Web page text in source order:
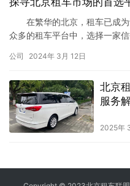
从经济型车辆到豪华商务车、
种场景：…
在繁华的北京，租车已成为
众多的租车平台中，选择一家
优势成为了租车者的首选
还是豪华型轿车，都能满足不
还提供自…
公司 2024年 3月 12日
北京
服务
2025年